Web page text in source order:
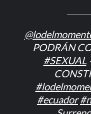
PODRÁN
#SEXUAL
#ecuador